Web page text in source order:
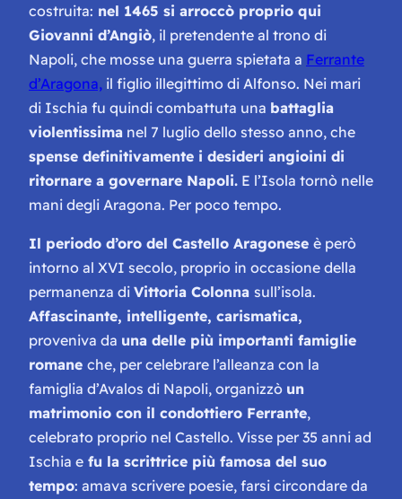
costruita: nel 1465 si arroccò proprio qui
Giovanni d’Angiò, il pretendente al trono di
Napoli, che mosse una guerra spietata a Ferrante
d’Aragona, il figlio illegittimo di Alfonso. Nei mari
di Ischia fu quindi combattuta una battaglia
violentissima nel 7 luglio dello stesso anno, che
spense definitivamente i desideri angioini di
ritornare a governare Napoli. E l’Isola tornò nelle
mani degli Aragona. Per poco tempo.
Il periodo d’oro del Castello Aragonese è però
intorno al XVI secolo, proprio in occasione della
permanenza di Vittoria Colonna sull’isola.
Affascinante, intelligente, carismatica,
proveniva da una delle più importanti famiglie
romane che, per celebrare l’alleanza con la
famiglia d’Avalos di Napoli, organizzò un
matrimonio con il condottiero Ferrante,
celebrato proprio nel Castello. Visse per 35 anni ad
Ischia e fu la scrittrice più famosa del suo
tempo: amava scrivere poesie, farsi circondare da